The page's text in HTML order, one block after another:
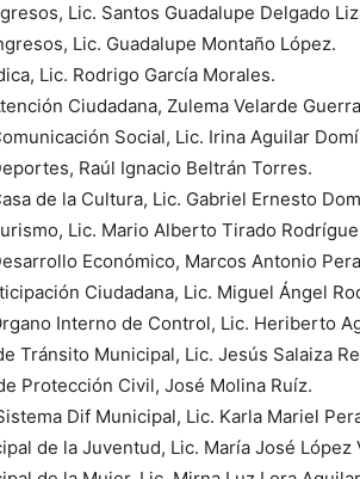
Lic. Santos Guadalupe Delgado
Lic. Guadalupe Montaño López.
Lic. Rodrigo García Morales.
Ciudadana, Zulema Velarde
Social, Lic. Irina Aguilar
Raúl Ignacio Beltrán Torres.
de la Cultura, Lic. Gabriel Ernesto
Lic. Mario Alberto Tirado
Económico, Marcos Antonio
Ciudadana, Lic. Miguel Ángel
Interno de Control, Lic. Heriberto
Tránsito Municipal, Lic. Jesús Salaiza
Protección Civil, José Molina Ruíz.
Dif Municipal, Lic. Karla Mariel
de la Juventud, Lic. María José López